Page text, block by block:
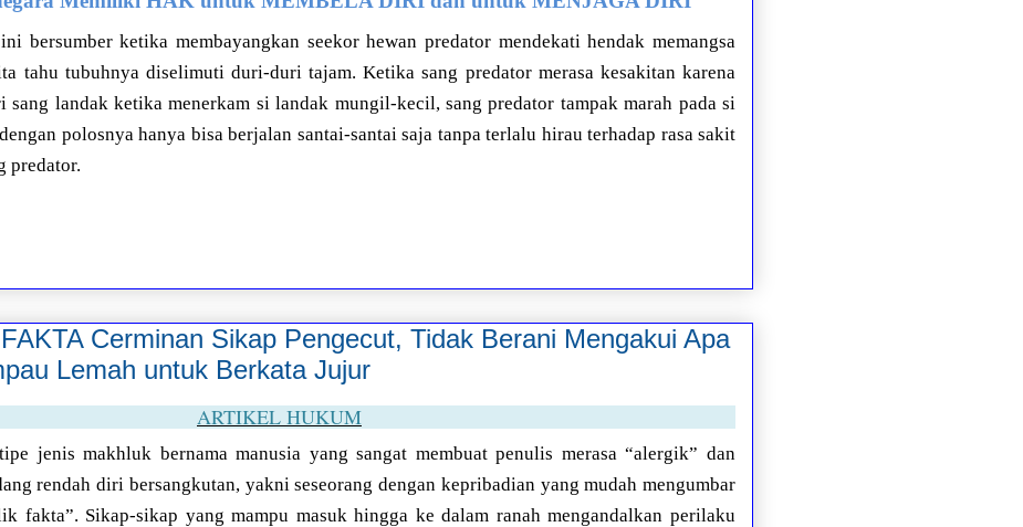
bersumber ketika membayangkan seekor hewan predator mendekati hendak memangsa
tahu tubuhnya diselimuti duri-duri tajam. Ketika sang predator merasa kesakitan karena
sang landak ketika menerkam si landak mungil-kecil, sang predator tampak marah pada si
polosnya hanya bisa berjalan santai-santai saja tanpa terlalu hirau terhadap rasa sakit
predator.
Cerminan Sikap Pengecut, Tidak Berani Mengakui Apa
Lemah untuk Berkata Jujur
ARTIKEL HUKUM
jenis makhluk bernama manusia yang sangat membuat penulis merasa “alergik” dan
rendah diri bersangkutan, yakni seseorang dengan kepribadian yang mudah mengumbar
fakta”. Sikap-sikap yang mampu masuk hingga ke dalam ranah mengandalkan perilaku